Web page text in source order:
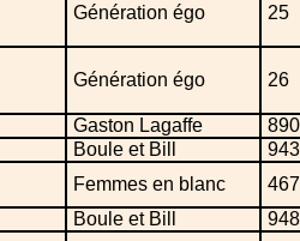
Génération égo 25
Génération égo 26
Gaston Lagaffe
890
Boule et Bill
943
Femmes en blanc
467
Boule et Bill
948